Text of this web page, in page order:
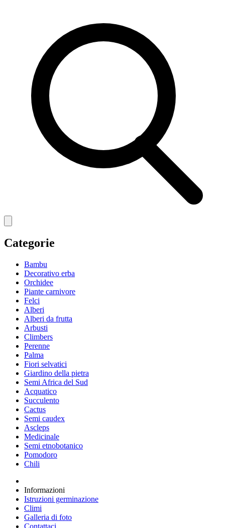
Categorie
Bambu
Decorativo erba
Orchidee
Piante carnivore
Felci
Alberi
Alberi da frutta
Arbusti
Climbers
Perenne
Palma
Fiori selvatici
Giardino della pietra
Semi Africa del Sud
Acquatico
Succulento
Cactus
Semi caudex
Ascleps
Medicinale
Semi etnobotanico
Pomodoro
Chili
Informazioni
Istruzioni germinazione
Climi
Galleria di foto
Contattaci